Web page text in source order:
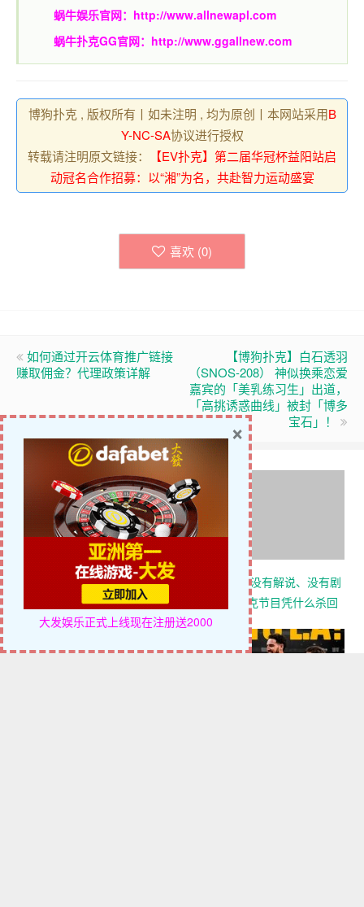
蜗牛娱乐官网： http://www.allnewapl.com
蜗牛扑克GG官网： http://www.ggallnew.com
博狗扑克 , 版权所有丨如未注明 , 均为原创丨本网站采用B
Y-NC-SA协议进行授权
转载请注明原文链接：
【EV扑克】第二届华冠杯益阳站启
动冠名合作招募：以“湘”为名，共赴智力运动盛宴
喜欢 (0)
如何通过开云体育推广链接
赚取佣金？代理政策详解
【博狗扑克】白石透羽
（SNOS-208） 神似换乘恋爱
嘉宾的「美乳练习生」出道，
「高挑诱惑曲线」被封「博多
宝石」！
【EV扑克】WSOP主赛事“拖时
间门”：为躺赚2万美金，他磨
了整整17分钟
【EV扑克】没有解说、没有剧
本，这档扑克节目凭什么杀回
CBS黄金档？
大发娱乐正式上线现在注册送2000
×